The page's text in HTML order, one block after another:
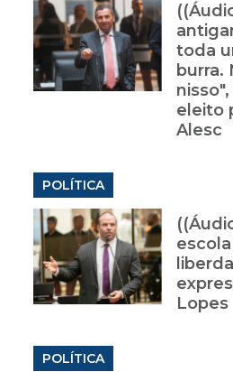
toda
burra.
eleito
Alesc
POLÍTICA
Lopes
POLÍTICA